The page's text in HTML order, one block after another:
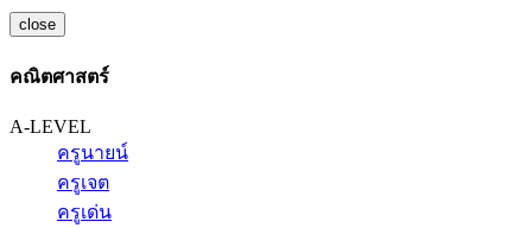
close
คณิตศาสตร์
A-LEVEL
ครูนายน์
ครูเจต
ครูเด่น